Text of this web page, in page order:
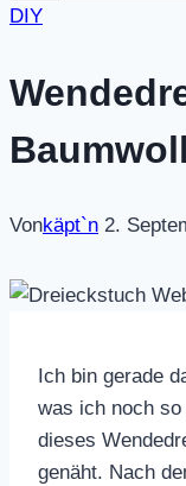
DIY
Vonkäpt`n 2.
Ich bin gerade
was ich noch so
dieses
genäht. Nach